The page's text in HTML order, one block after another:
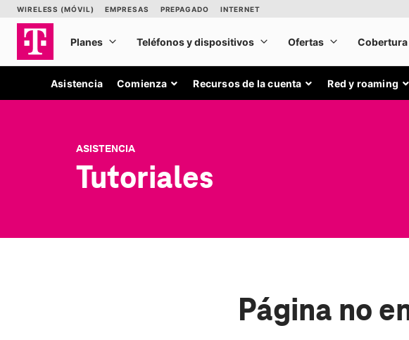
Asistencia Comienza Recursos de la cuenta Red y roaming
ASISTENCIA
Tutoriales